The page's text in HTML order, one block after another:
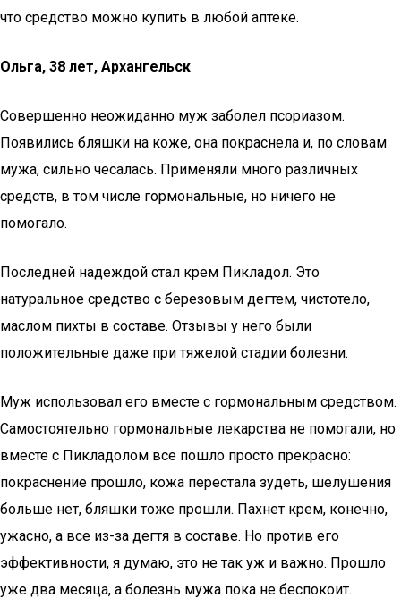
что средство можно купить в любой аптеке.
Ольга, 38 лет, Архангельск
Совершенно неожиданно муж заболел псориазом.
Появились бляшки на коже, она покраснела и, по словам
мужа, сильно чесалась. Применяли много различных
средств, в том числе гормональные, но ничего не
помогало.
Последней надеждой стал крем Пикладол. Это
натуральное средство с березовым дегтем, чистотело,
маслом пихты в составе. Отзывы у него были
положительные даже при тяжелой стадии болезни.
Муж использовал его вместе с гормональным средством.
Самостоятельно гормональные лекарства не помогали, но
вместе с Пикладолом все пошло просто прекрасно:
покраснение прошло, кожа перестала зудеть, шелушения
больше нет, бляшки тоже прошли. Пахнет крем, конечно,
ужасно, а все из-за дегтя в составе. Но против его
эффективности, я думаю, это не так уж и важно. Прошло
уже два месяца, а болезнь мужа пока не беспокоит.